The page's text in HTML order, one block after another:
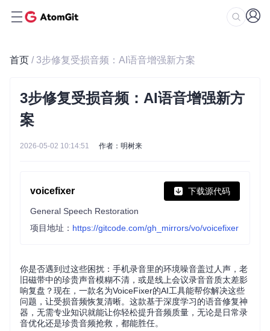
首页 / 3步修复受损音频：AI语音增强新方案
3步修复受损音频：AI语音增强新方
案
2026-05-02 10:14:51 作者：明树来
voicefixer 下载源代码
General Speech Restoration
项目地址： https://gitcode.com/gh_mirrors/vo/voicefixer
你是否遇到过这些困扰：手机录音里的环境噪音盖过人声，老
旧磁带中的珍贵声音模糊不清，或是线上会议录音音质太差影
响复盘？现在，一款名为VoiceFixer的AI工具能帮你解决这些
问题，让受损音频恢复清晰。这款基于深度学习的语音修复神
器，无需专业知识就能让你轻松提升音频质量，无论是日常录
音优化还是珍贵音频抢救，都能胜任。